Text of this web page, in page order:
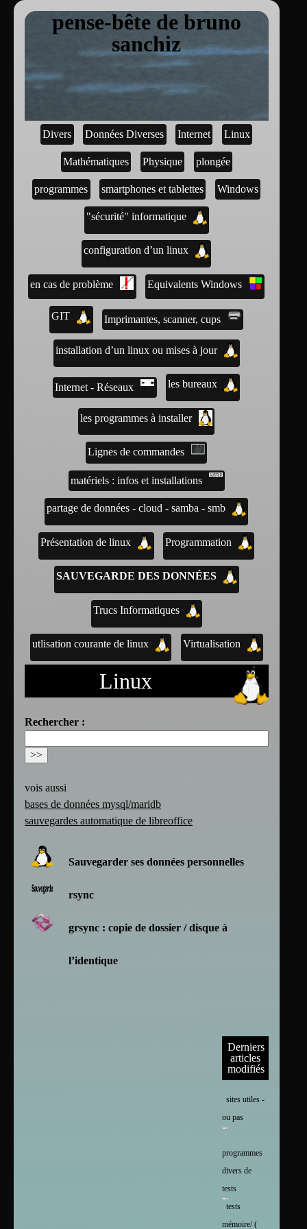
pense-bête de bruno
sanchiz
Divers Données Diverses Internet Linux
Mathématiques Physique plongée
programmes smartphones et tablettes Windows
"sécurité" informatique
configuration d’un linux
en cas de problème Equivalents Windows
GIT Imprimantes, scanner, cups
installation d’un linux ou mises à jour
Internet - Réseaux les bureaux
les programmes à installer
Lignes de commandes
matériels : infos et installations
partage de données - cloud - samba - smb
Présentation de linux Programmation
SAUVEGARDE DES DONNÉES
Trucs Informatiques
utlisation courante de linux Virtualisation
Linux
Rechercher :
vois aussi
bases de données mysql/maridb
sauvegardes automatique de libreoffice
Sauvegarder ses données personnelles
rsync
grsync : copie de dossier / disque à
l’identique
Derniers
articles
modifiés
sites utiles -
ou pas
programmes
divers de
tests
tests
mémoire/ (